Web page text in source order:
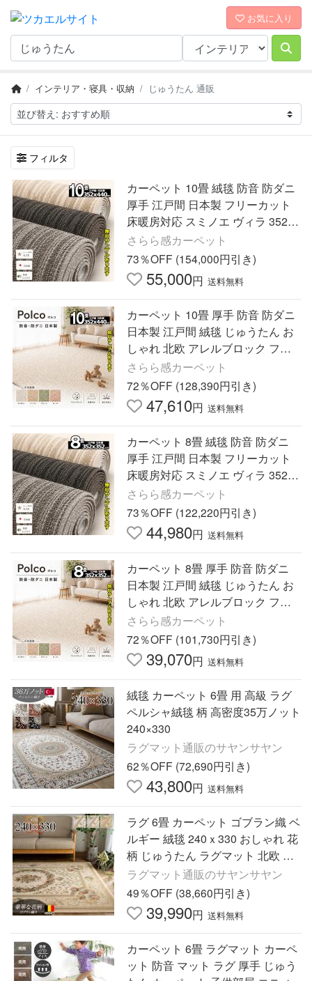
お気に入り
インテリア・寝具・収納 じゅうたん 通販
フィルタ
カーペット 10畳 絨毯 防音 防ダニ
厚手 江戸間 日本製 フリーカット
床暖房対応 スミノエ ヴィラ 352x4
40cm
さらら感カーペット
73％OFF (154,000円引き)
55,000円 送料無料
カーペット 10畳 厚手 防音 防ダニ
日本製 江戸間 絨毯 じゅうたん お
しゃれ 北欧 アレルブロック フリ
ーカット リビング 寝室 ポルコ
さらら感カーペット
72％OFF (128,390円引き)
47,610円 送料無料
カーペット 8畳 絨毯 防音 防ダニ
厚手 江戸間 日本製 フリーカット
床暖房対応 スミノエ ヴィラ 352x3
52cm
さらら感カーペット
73％OFF (122,220円引き)
44,980円 送料無料
カーペット 8畳 厚手 防音 防ダニ
日本製 江戸間 絨毯 じゅうたん お
しゃれ 北欧 アレルブロック フリ
ーカット リビング 寝室 ポルコ
さらら感カーペット
72％OFF (101,730円引き)
39,070円 送料無料
絨毯 カーペット 6畳 用 高級 ラグ
ペルシャ絨毯 柄 高密度35万ノット
240×330
ラグマット通販のサヤンサヤン
62％OFF (72,690円引き)
43,800円 送料無料
ラグ 6畳 カーペット ゴブラン織 ベ
ルギー 絨毯 240ｘ330 おしゃれ 花
柄 じゅうたん ラグマット 北欧 イ
ンテリア
ラグマット通販のサヤンサヤン
49％OFF (38,660円引き)
39,990円 送料無料
カーペット 6畳 ラグマット カーペ
ット 防音 マット ラグ 厚手 じゅう